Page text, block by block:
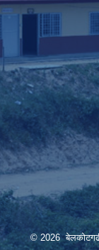
© 2026